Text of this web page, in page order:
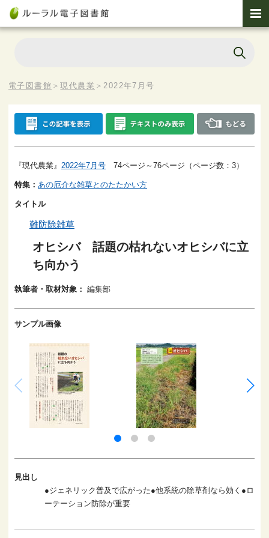
電子図書館 ＞現代農業 ＞2022年7月号
『現代農業』 2022年7月号 74ページ～76ページ（ページ数：3）
特集： あの厄介な雑草とのたたかい方
タイトル
難防除雑草
オヒシバ 話題の枯れないオヒシバに立
ち向かう
執筆者・取材対象： 編集部
サンプル画像
見出し
●ジェネリック普及で広がった●他系統の除草剤なら効く●ロ
ーテーション防除が重要